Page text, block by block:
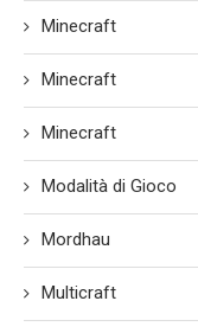
Minecraft
Minecraft
Minecraft
Modalità di Gioco
Mordhau
Multicraft